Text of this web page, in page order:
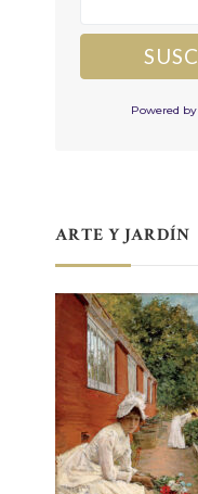
Powered by
ARTE Y JARDÍN